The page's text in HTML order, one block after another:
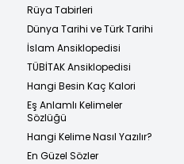
Rüya Tabirleri
Dünya Tarihi ve Türk Tarihi
İslam Ansiklopedisi
TÜBİTAK Ansiklopedisi
Hangi Besin Kaç Kalori
Eş Anlamlı Kelimeler
Sözlüğü
Hangi Kelime Nasıl Yazılır?
En Güzel Sözler